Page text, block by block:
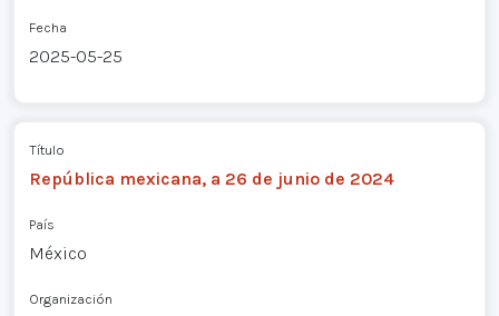
Fecha
2025-05-25
Título
República mexicana, a 26 de junio de 2024
País
México
Organización